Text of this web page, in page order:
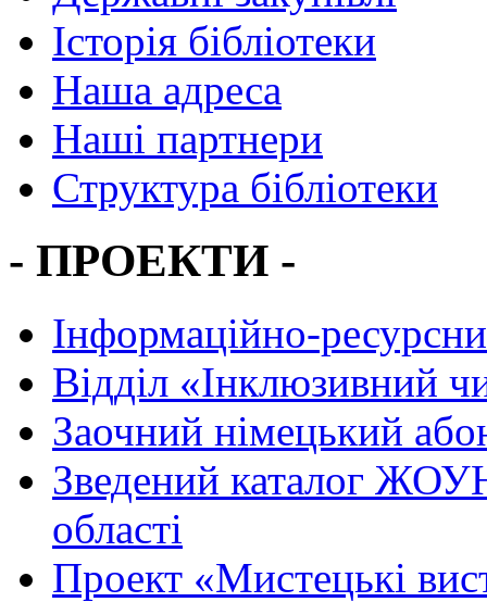
Історія бібліотеки
Наша адреса
Наші партнери
Структура бібліотеки
- ПРОЕКТИ -
Інформаційно-
Вiддiл «Інклюзивний
Заочний німецький
Зведений каталог
області
Проект «Мистецькі